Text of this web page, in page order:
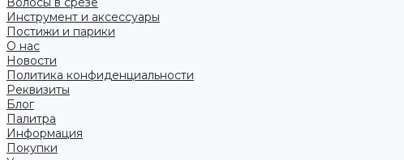
Инструмент и аксессуары
Постижи и парики
О нас
Новости
Политика конфиденциальности
Реквизиты
Блог
Палитра
Информация
Покупки